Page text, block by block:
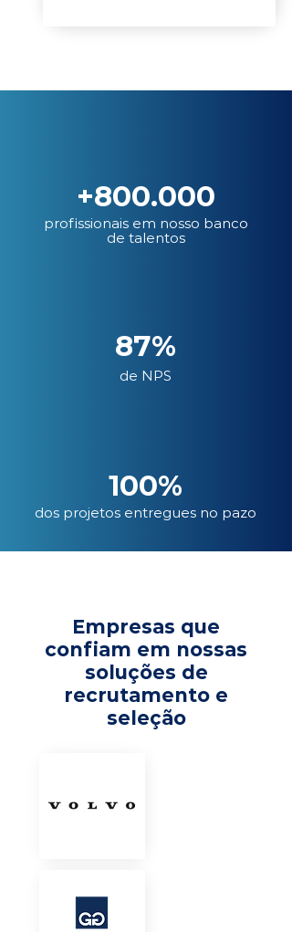
+800.000
profissionais em nosso banco
de talentos
87%
de NPS
100%
dos projetos entregues no pazo
Empresas que
confiam em nossas
soluções de
recrutamento e
seleção